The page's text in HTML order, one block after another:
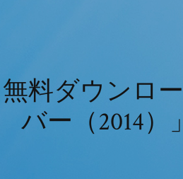
無料ダウンロ
バー（2014）